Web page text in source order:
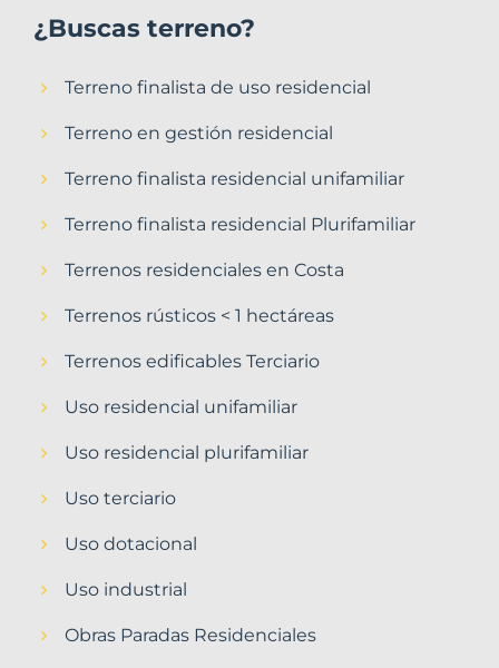
¿Buscas terreno?
Terreno finalista de uso residencial
Terreno en gestión residencial
Terreno finalista residencial unifamiliar
Terreno finalista residencial Plurifamiliar
Terrenos residenciales en Costa
Terrenos rústicos < 1 hectáreas
Terrenos edificables Terciario
Uso residencial unifamiliar
Uso residencial plurifamiliar
Uso terciario
Uso dotacional
Uso industrial
Obras Paradas Residenciales